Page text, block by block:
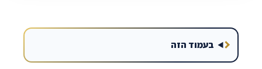
בעמוד הזה